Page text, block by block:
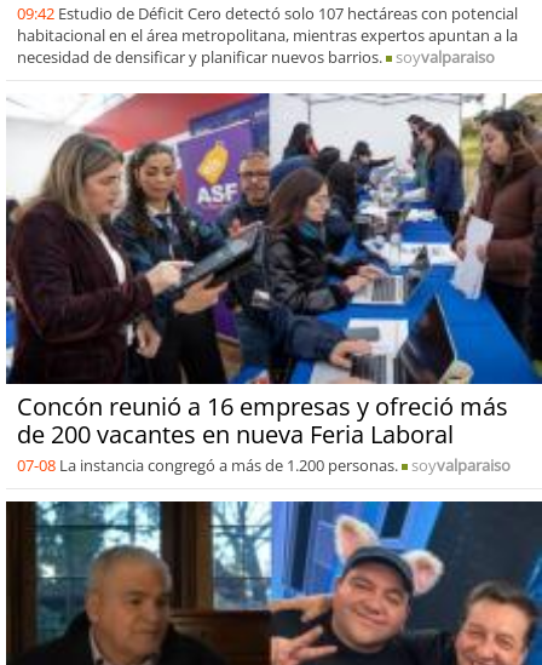
09:42 Estudio de Déficit Cero detectó solo 107 hectáreas con potencial
habitacional en el área metropolitana, mientras expertos apuntan a la
necesidad de densificar y planificar nuevos barrios.
soyvalparaiso
Concón reunió a 16 empresas y ofreció más
de 200 vacantes en nueva Feria Laboral
07-08 La instancia congregó a más de 1.200 personas. soyvalparaiso